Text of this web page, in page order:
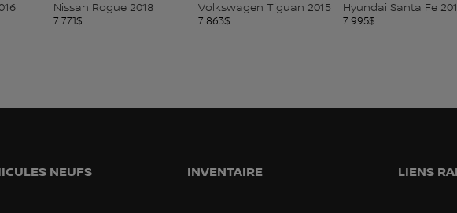
Nissan Rogue 2018
7 771$
Volkswagen Tiguan 2015
7 863$
Hyundai Santa Fe
7 995$
NEUFS INVENTAIRE LIENS